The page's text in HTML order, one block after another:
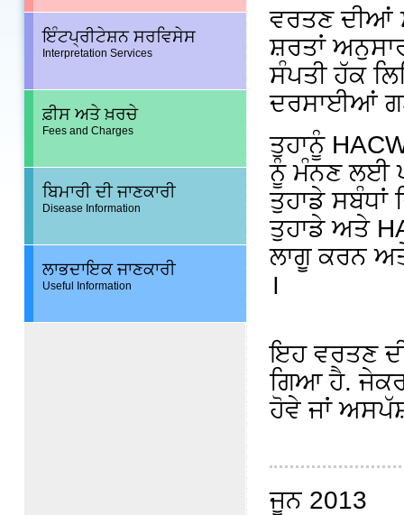
ਇੰਟਪ੍ਰੀਟੇਸ਼ਨ ਸਰਵਿਸੇਸ
Interpretation Services
ਫ਼ੀਸ ਅਤੇ ਖ਼ਰਚੇ
Fees and Charges
ਬਿਮਾਰੀ ਦੀ ਜਾਣਕਾਰੀ
Disease Information
ਲਾਭਦਾਇਕ ਜਾਣਕਾਰੀ
Useful Information
ਵਰਤਣ ਦੀਆਂ
ਸ਼ਰਤਾਂ
ਸੰਪਤੀ ਹੱਕ
ਦਰਸਾਈਆਂ
ਤੁਹਾਨੂੰ
ਨੂੰ ਮੰਨਣ ਲਈ
ਤੁਹਾਡੇ ਸਬੰਧਾਂ
ਤੁਹਾਡੇ ਅਤੇ
ਲਾਗੂ ਕਰਨ
।
ਇਹ ਵਰਤਣ
ਗਿਆ ਹੈ. ਜੇਕਰ
ਹੋਵੇ ਜਾਂ
ਜੂਨ 2013